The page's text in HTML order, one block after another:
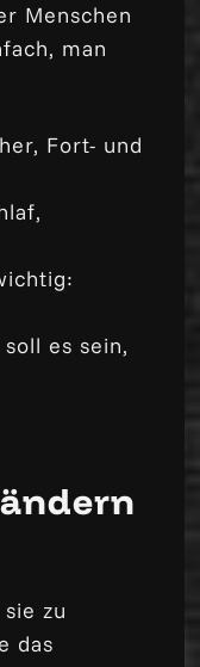
Menschen
man
Fort- und
es sein,
zu
das